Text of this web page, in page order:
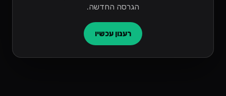
הגרסה החדשה.
רענון עכשיו